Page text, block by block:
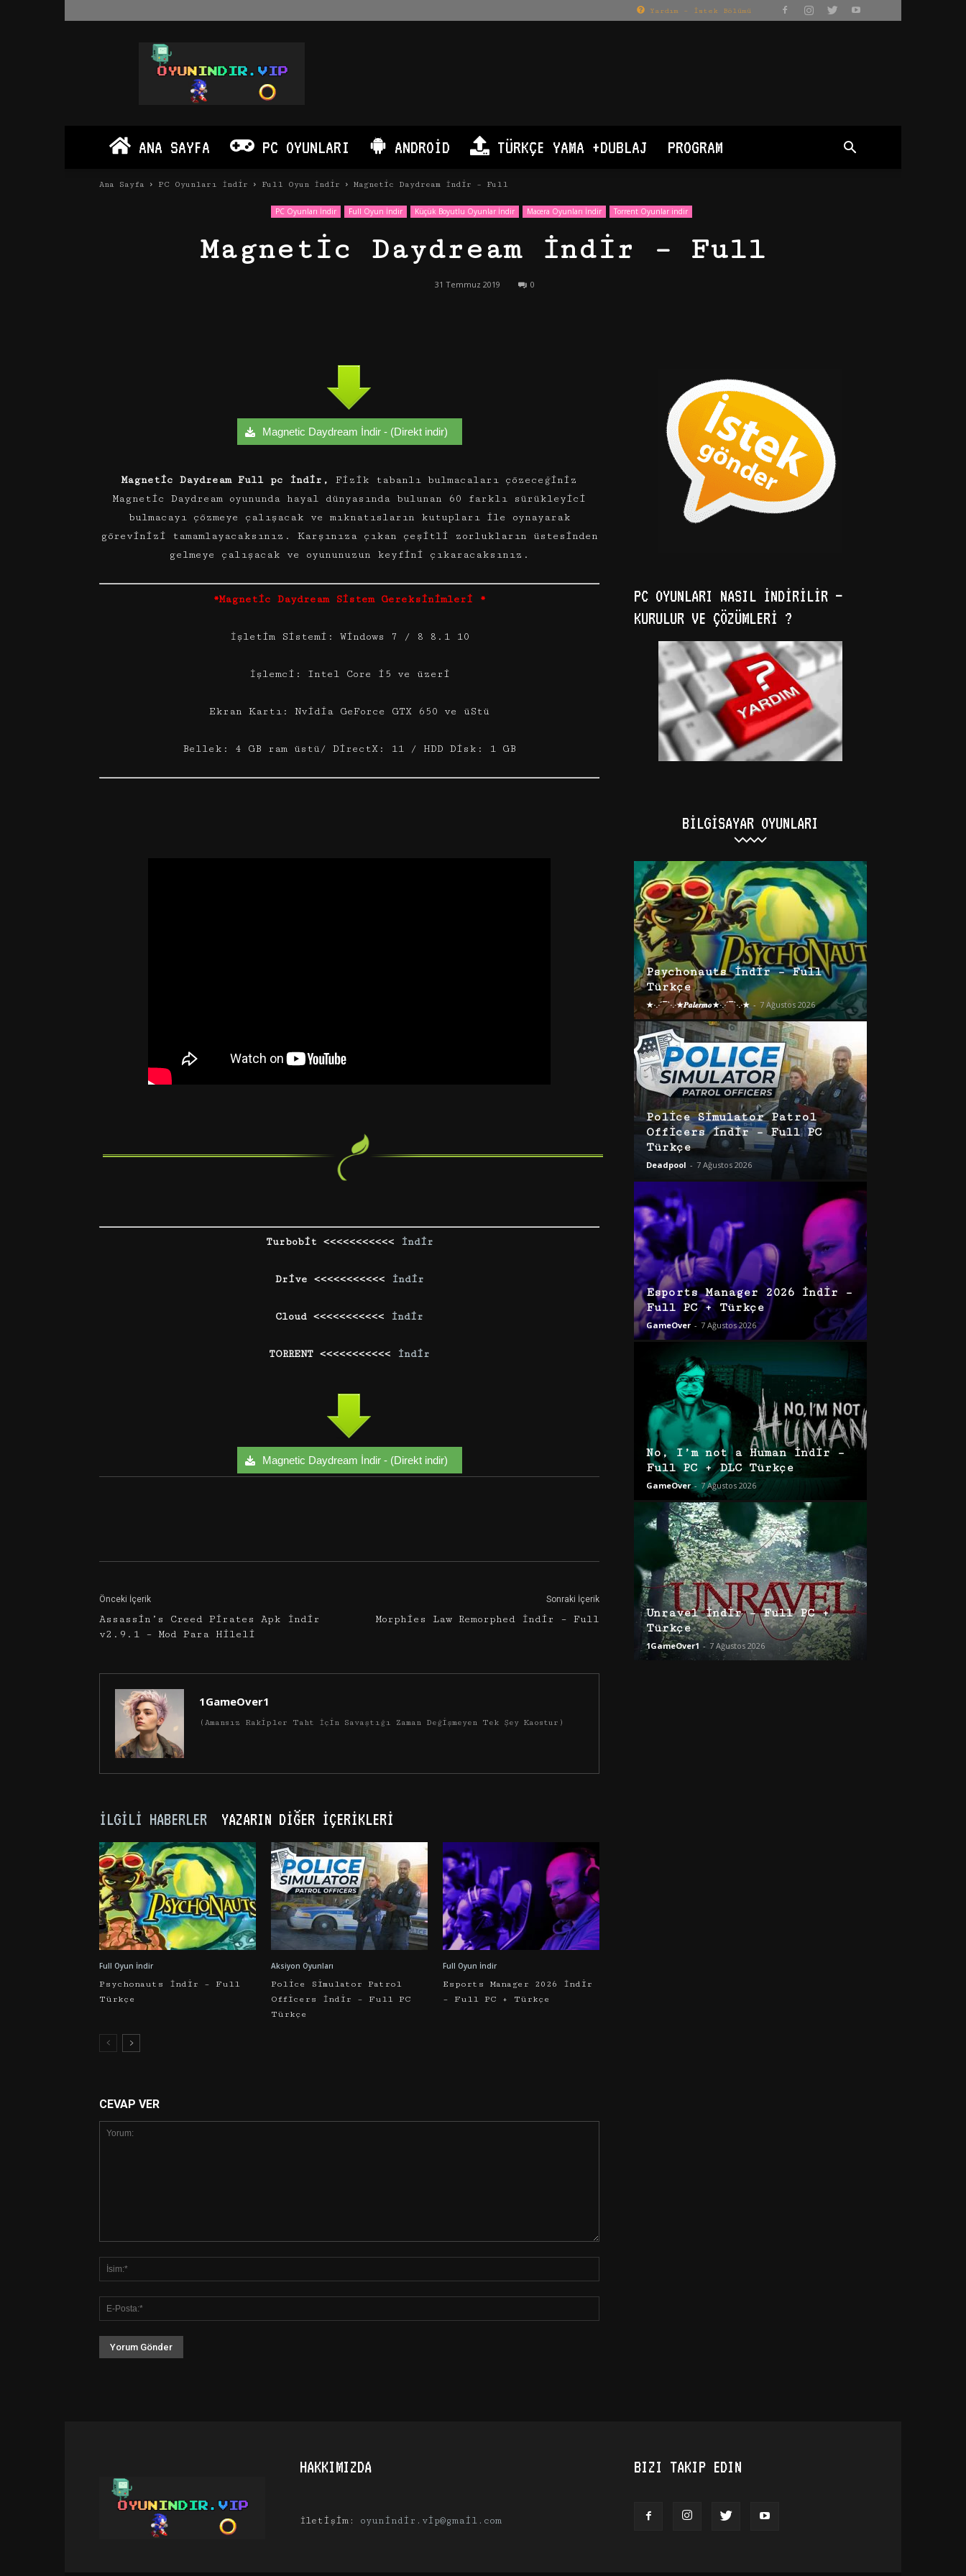
Yardım – İstek Bölümü
Oyun
İndir
PC
Android
ANA SAYFA PC OYUNLARI ANDROID TÜRKÇE YAMA +DUBLAJ PROGRAM
Ana Sayfa PC Oyunları İndir Full Oyun İndir Magnetic Daydream İndir – Full
PC Oyunları İndir Full Oyun İndir Küçük Boyutlu Oyunlar İndir Macera Oyunları İndir Torrent Oyunlar indir
Magnetic Daydream İndir – Full
31 Temmuz 2019 0
Magnetic Daydream İndir - (Direkt indir)
Magnetic Daydream Full pc İndir,
Fizik tabanlı bulmacaları çözeceğiniz
Magnetic Daydream oyununda hayal dünyasında bulunan 60 farklı sürükleyici
bulmacayı çözmeye çalışacak ve mıknatısların kutupları ile oynayarak
görevinizi tamamlayacaksınız. Karşınıza çıkan çeşitli zorlukların üstesinden
gelmeye çalışacak ve oyununuzun keyfini çıkaracaksınız.
*Magnetic Daydream Sistem Gereksinimleri *
İşletim Sistemi: Windows 7 / 8 8.1 10
İşlemci: Intel Core i5 ve üzeri
Ekran Kartı: Nvidia GeForce GTX 650 ve üStü
Bellek: 4 GB ram üstü/ DirectX: 11 / HDD Disk: 1 GB
Turbobit <<<<<<<<<<< İndir
Drive <<<<<<<<<<< İndir
Cloud <<<<<<<<<<< İndir
TORRENT <<<<<<<<<<< İndir
Magnetic Daydream İndir - (Direkt indir)
Önceki İçerik
Assassin’s Creed Pirates Apk İndir
v2.9.1 – Mod Para Hileli
Sonraki İçerik
Morphies Law Remorphed İndir – Full
1GameOver1
(Amansız Rakipler Taht İçin Savaştığı Zaman Değişmeyen Tek Şey Kaostur)
İLGILI HABERLER YAZARIN DIĞER İÇERIKLERI
Full Oyun İndir
Psychonauts İndir – Full
Türkçe
Aksiyon Oyunları
Police Simulator Patrol
Officers İndir – Full PC
Türkçe
Full Oyun İndir
Esports Manager 2026 İndir
– Full PC + Türkçe
CEVAP VER
PC OYUNLARI NASIL İNDIRILIR –
KURULUR VE ÇÖZÜMLERI ?
BILGISAYAR OYUNLARI
Psychonauts İndir – Full
Türkçe
★·.·´¯`·.·★𝑷𝒂𝒍𝒆𝒓𝒎𝒐★·.·´¯`·.·★ - 7 Ağustos 2026
Police Simulator Patrol
Officers İndir – Full PC
Türkçe
Deadpool - 7 Ağustos 2026
Esports Manager 2026 İndir –
Full PC + Türkçe
GameOver - 7 Ağustos 2026
No, I’m not a Human İndir –
Full PC + DLC Türkçe
GameOver - 7 Ağustos 2026
Unravel İndir – Full PC +
Türkçe
1GameOver1 - 7 Ağustos 2026
HAKKIMIZDA
İletişim: oyunindir.vip@gmail.com
BIZI TAKIP EDIN